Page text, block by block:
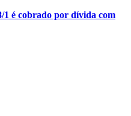
é cobrado por dívida com